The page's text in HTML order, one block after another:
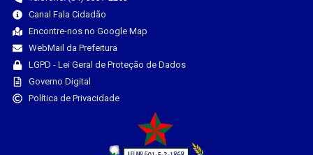
Canal Fala Cidadão
Encontre-nos no Google Map
WebMail da Prefeitura
LGPD - Lei Geral de Proteção de Dados
Governo Digital
Política de Privacidade